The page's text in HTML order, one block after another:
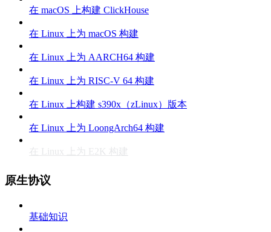
在 macOS 上构建 ClickHouse
在 Linux 上为 macOS 构建
在 Linux 上为 AARCH64 构建
在 Linux 上为 RISC-V 64 构建
在 Linux 上构建 s390x（zLinux）版本
在 Linux 上为 LoongArch64 构建
在 Linux 上为 E2K 构建
原生协议
基础知识